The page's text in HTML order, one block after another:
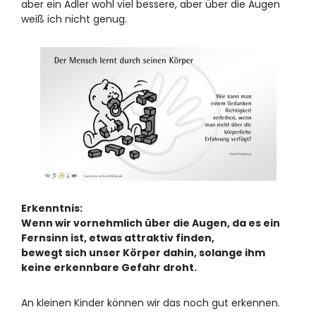
aber ein Adler wohl viel bessere, aber über die Augen
weiß ich nicht genug.
Erkenntnis:
Wenn wir vornehmlich über die Augen, da es ein
Fernsinn ist, etwas attraktiv finden,
bewegt sich unser Körper dahin, solange ihm
keine erkennbare Gefahr droht.
An kleinen Kinder können wir das noch gut erkennen.